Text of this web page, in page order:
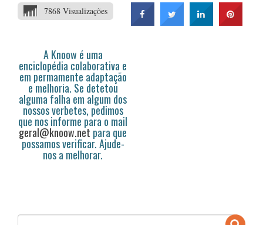
7868 Visualizações
A Knoow é uma
enciclopédia colaborativa e
em permamente adaptação
e melhoria. Se detetou
alguma falha em algum dos
nossos verbetes, pedimos
que nos informe para o mail
geral@knoow.net para que
possamos verificar. Ajude-
nos a melhorar.